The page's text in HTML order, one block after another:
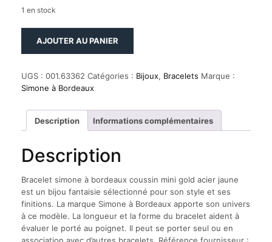
1 en stock
à
bordeaux
mini
gold
jaune
AJOUTER AU PANIER
UGS : 001.63362 Catégories : Bijoux, Bracelets Marque :
Simone à Bordeaux
Description Informations complémentaires
Description
Bracelet simone à bordeaux coussin mini gold acier jaune
est un bijou fantaisie sélectionné pour son style et ses
finitions. La marque Simone à Bordeaux apporte son univers
à ce modèle. La longueur et la forme du bracelet aident à
évaluer le porté au poignet. Il peut se porter seul ou en